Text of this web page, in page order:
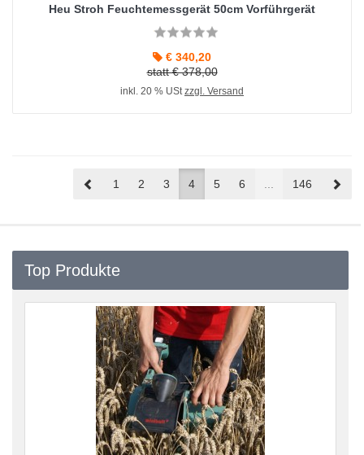
Heu Stroh Feuchtemessgerät 50cm Vorführgerät
€ 340,20
statt € 378,00
inkl. 20 % UStzzgl. Versand
Prev1 2 3 4 5 6 ... 146
Top Produkte